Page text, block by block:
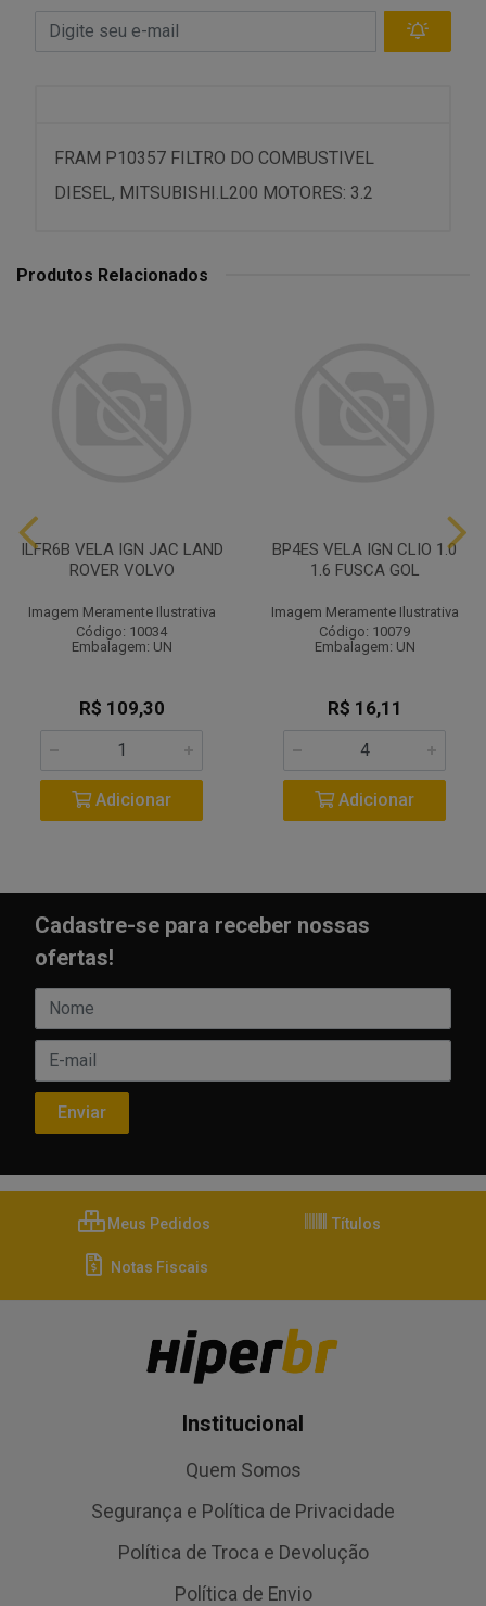
FRAM P10357 FILTRO DO COMBUSTIVEL
DIESEL, MITSUBISHI.L200 MOTORES: 3.2
Produtos Relacionados
ILFR6B VELA IGN JAC LAND
ROVER VOLVO
Imagem Meramente Ilustrativa
Código: 10034
Embalagem: UN
R$ 109,30
Adicionar
BP4ES VELA IGN CLIO 1.0
1.6 FUSCA GOL
Imagem Meramente Ilustrativa
Código: 10079
Embalagem: UN
R$ 16,11
Adicionar
Cadastre-se para receber nossas
ofertas!
Meus Pedidos Títulos
Notas Fiscais
Institucional
Quem Somos
Segurança e Política de Privacidade
Política de Troca e Devolução
Política de Envio